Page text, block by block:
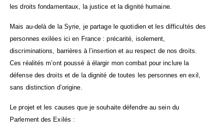
les droits fondamentaux, la justice et la dignité humaine.
Mais au-delà de la Syrie, je partage le quotidien et les difficultés des
personnes exilées ici en France : précarité, isolement,
discriminations, barrières à l’insertion et au respect de nos droits.
Ces réalités m’ont poussé à élargir mon combat pour inclure la
défense des droits et de la dignité de toutes les personnes en exil,
sans distinction d’origine.
Le projet et les causes que je souhaite défendre au sein du
Parlement des Exilés :